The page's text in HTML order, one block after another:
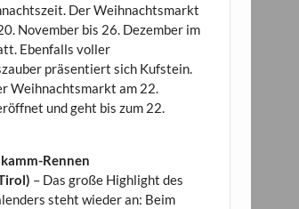
Der Weihnachtsmarkt
November bis 26. Dezember im
Ebenfalls voller
präsentiert sich Kufstein.
Weihnachtsmarkt am 22.
und geht bis zum 22.
Rennen
– Das große Highlight des
steht wieder an: Beim